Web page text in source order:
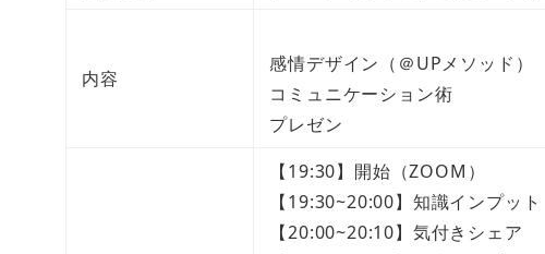
内容
感情デザイン（＠UPメソッド）
コミュニケーション術
プレゼン
【19:30】開始（ZOOM）
【19:30~20:00】知識インプット
【20:00~20:10】気付きシェア